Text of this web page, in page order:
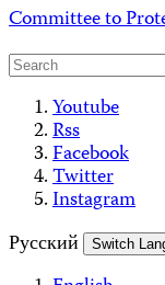
Skip
content
Committee to
Youtube
Rss
Facebook
Twitter
Instagram
Русский
Switch